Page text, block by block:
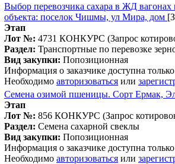
Выбор перевозчика сахара в ЖД
объекта: поселок Чишмы, ул Мира, дом
Этап
Лот №: 4731 КОНКУРС (Запрос
Раздел: Транспортные по перевозке
Вид закупки: Попозиционная
Информация о заказчике доступна
Необходимо авторизоваться или
Семена озимой пшеницы. Сорт Ермак,
Этап
Лот №: 856 КОНКУРС (Запрос
Раздел: Семена сахарной свеклы
Вид закупки: Попозиционная
Информация о заказчике доступна
Необходимо авторизоваться или